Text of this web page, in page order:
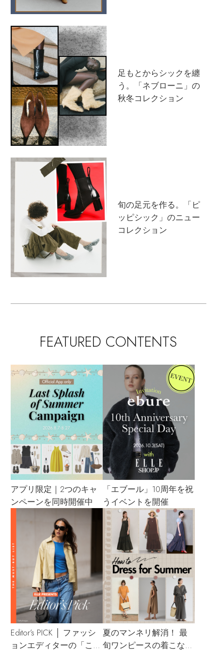
【エディターズ・エッセンシャル】
ベーシックとトレンドが交差する16の名品
Stay inthe Loop
ELLE SHOP 公式アプリ
足もとからシックを纏
う。「ネブローニ」の
秋冬コレクション
旬の足元を作る。「ピ
ッピシック」のニュー
コレクション
FEATURED CONTENTS
アプリ限定｜2つのキャ
ンペーンを同時開催中
「エブール」10周年を祝
うイベントを開催
Editor’s PICK │ ファッシ
ョンエディターの「これ
夏のマンネリ解消！ 最
旬ワンピースの着こなし